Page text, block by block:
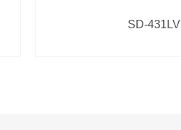
SD-431LV